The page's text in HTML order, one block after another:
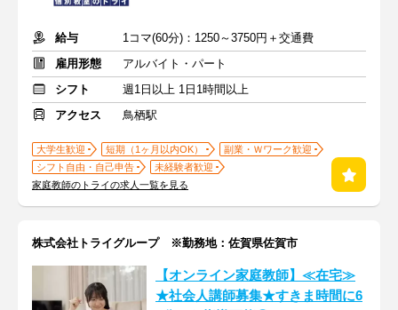
給与
1コマ(60分)：1250～3750円＋交通費
雇用形態
アルバイト・パート
シフト
週1日以上 1日1時間以上
アクセス
鳥栖駅
大学生歓迎 短期（1ヶ月以内OK）
副業・Ｗワーク歓迎
シフト自由・自己申告
未経験者歓迎
家庭教師のトライの求人一覧を見る
株式会社トライグループ ※勤務地：佐賀県佐賀市
【オンライン家庭教師】≪在宅≫
★社会人講師募集★すきま時間に6